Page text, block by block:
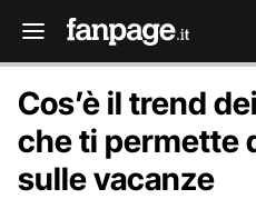
Cos’è il trend
che ti permette
sulle vacanze